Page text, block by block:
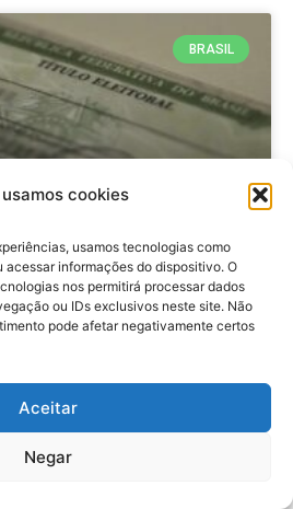
usamos cookies
usamos tecnologias como
informações do dispositivo. O
nos permitirá processar dados
ou IDs exclusivos neste site. Não
pode afetar negativamente certos
Aceitar
Negar
BRASIL
Federal investiga
crimes eleitorais